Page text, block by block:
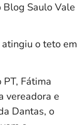
Blog Saulo Vale
o teto em
Fátima
vereadora e
Dantas, o